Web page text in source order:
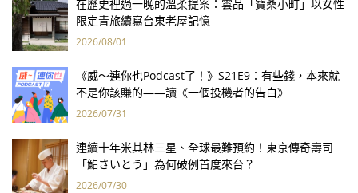
在歷史裡過一晚的溫柔提案：雲品「寶桑小町」以女性
限定青旅續寫台東老屋記憶
2026/08/01
《威～連你也Podcast了！》S21E9：有些錢，本來就
不是你該賺的——讀《一個投機者的告白》
2026/07/31
連續十年米其林三星、全球最難預約！東京傳奇壽司
「鮨さいとう」為何破例首度來台？
2026/07/30